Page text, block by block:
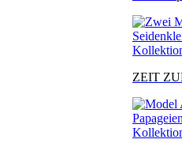
ZEIT